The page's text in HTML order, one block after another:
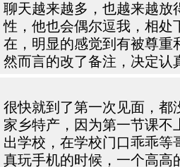
聊天越来越多，也越来越放
性，他也会偶尔逗我，相处
在，明显的感觉到有被尊重
然而言的改了备注，决定认
很快就到了第一次见面，都
家乡特产，因为第一节课不
出学校，在学校门口乖乖等
真玩手机的时候，一个高高